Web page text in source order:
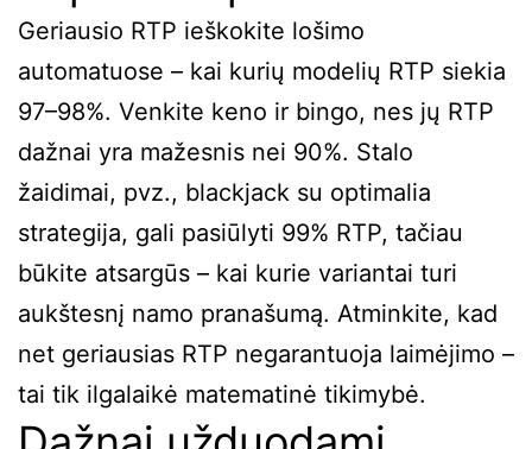
Geriausio RTP ieškokite lošimo
automatuose – kai kurių modelių RTP siekia
97–98%. Venkite keno ir bingo, nes jų RTP
dažnai yra mažesnis nei 90%. Stalo
žaidimai, pvz., blackjack su optimalia
strategija, gali pasiūlyti 99% RTP, tačiau
būkite atsargūs – kai kurie variantai turi
aukštesnį namo pranašumą. Atminkite, kad
net geriausias RTP negarantuoja laimėjimo –
tai tik ilgalaikė matematinė tikimybė.